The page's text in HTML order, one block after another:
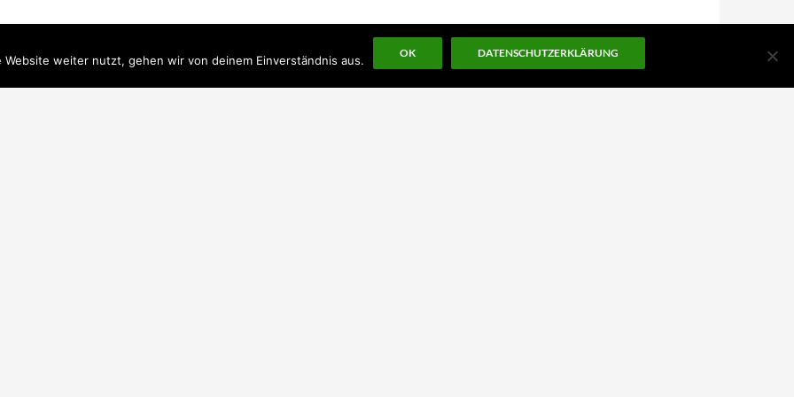
weiter nutzt, gehen wir von deinem Einverständnis aus.
OK DATENSCHUTZERKLÄRUNG